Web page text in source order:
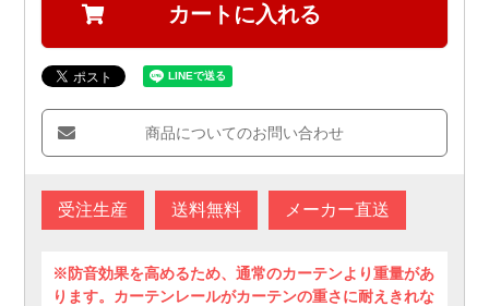
カートに入れる
商品についてのお問い合わせ
受注生産 送料無料 メーカー直送
※防音効果を高めるため、通常のカーテンより重量があ
ります。カーテンレールがカーテンの重さに耐えきれな